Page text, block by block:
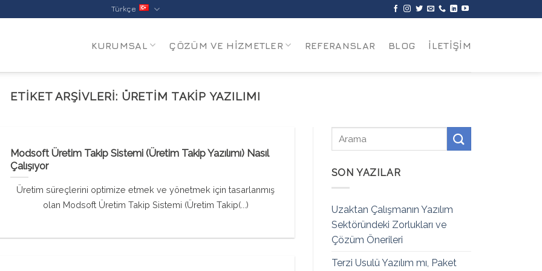
Türkçe
KURUMSAL ÇÖZÜM VE HIZMETLER REFERANSLAR BLOG İLETİŞİM
ETIKET ARŞIVLERI: ÜRETIM TAKIP YAZILIMI
Modsoft Üretim Takip Sistemi (Üretim Takip Yazılımı) Nasıl
Çalışıyor
Üretim süreçlerini optimize etmek ve yönetmek için tasarlanmış
olan Modsoft Üretim Takip Sistemi (Üretim Takip(...)
SON YAZILAR
Uzaktan Çalışmanın Yazılım
Sektöründeki Zorlukları ve
Çözüm Önerileri
Terzi Usulü Yazılım mı, Paket